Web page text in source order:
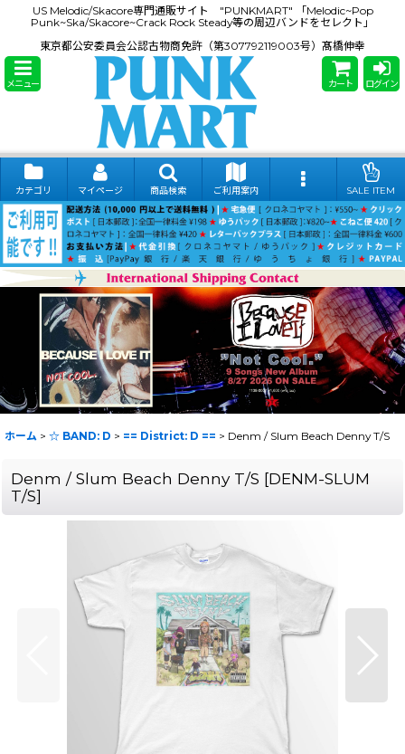
US Melodic/Skacore専門通販サイト "PUNKMART" 「Melodic~Pop
Punk~Ska/Skacore~Crack Rock Steady等の周辺バンドをセレクト」
東京都公安委員会公認古物商免許（第307792119003号）髙橋伸幸
メニュー カート ログイン
カテゴリ マイページ 商品検索 ご利用案内 SALE ITEM
ホーム > ☆ BAND: D > == District: D == > Denm / Slum Beach Denny T/S
Denm / Slum Beach Denny T/S [DENM-SLUM
T/S]